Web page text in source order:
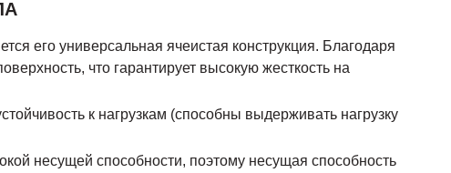
его универсальная ячеистая конструкция. Благодаря
что гарантирует высокую жесткость на
к нагрузкам (способны выдерживать нагрузку
несущей способности, поэтому несущая способность